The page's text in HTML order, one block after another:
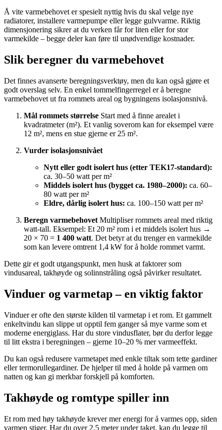
Å vite varmebehovet er spesielt nyttig hvis du skal velge nye
radiatorer, installere varmepumpe eller legge gulvvarme. Riktig
dimensjonering sikrer at du verken får for liten eller for stor
varmekilde – begge deler kan føre til unødvendige kostnader.
Slik beregner du varmebehovet
Det finnes avanserte beregningsverktøy, men du kan også gjøre et
godt overslag selv. En enkel tommelfingerregel er å beregne
varmebehovet ut fra rommets areal og bygningens isolasjonsnivå.
Mål rommets størrelse Start med å finne arealet i
kvadratmeter (m²). Et vanlig soverom kan for eksempel være
12 m², mens en stue gjerne er 25 m².
Vurder isolasjonsnivået
Nytt eller godt isolert hus (etter TEK17-standard):
ca. 30–50 watt per m²
Middels isolert hus (bygget ca. 1980–2000): ca. 60–
80 watt per m²
Eldre, dårlig isolert hus: ca. 100–150 watt per m²
Beregn varmebehovet Multipliser rommets areal med riktig
watt-tall. Eksempel: Et 20 m² rom i et middels isolert hus →
20 × 70 = 1 400 watt. Det betyr at du trenger en varmekilde
som kan levere omtrent 1,4 kW for å holde rommet varmt.
Dette gir et godt utgangspunkt, men husk at faktorer som
vindusareal, takhøyde og solinnstråling også påvirker resultatet.
Vinduer og varmetap – en viktig faktor
Vinduer er ofte den største kilden til varmetap i et rom. Et gammelt
enkeltvindu kan slippe ut opptil fem ganger så mye varme som et
moderne energiglass. Har du store vindusflater, bør du derfor legge
til litt ekstra i beregningen – gjerne 10–20 % mer varmeeffekt.
Du kan også redusere varmetapet med enkle tiltak som tette gardiner
eller termorullegardiner. De hjelper til med å holde på varmen om
natten og kan gi merkbar forskjell på komforten.
Takhøyde og romtype spiller inn
Et rom med høy takhøyde krever mer energi for å varmes opp, siden
varmen stiger. Har du over 2,5 meter under taket, kan du legge til